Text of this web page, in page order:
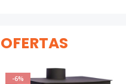
OFERTAS
-6%